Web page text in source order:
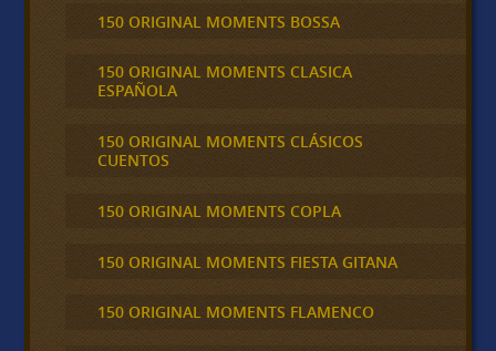
150 ORIGINAL MOMENTS BOSSA
150 ORIGINAL MOMENTS CLASICA
ESPAÑOLA
150 ORIGINAL MOMENTS CLÁSICOS
CUENTOS
150 ORIGINAL MOMENTS COPLA
150 ORIGINAL MOMENTS FIESTA GITANA
150 ORIGINAL MOMENTS FLAMENCO